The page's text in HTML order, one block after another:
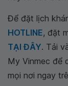
Để đặt lịch
HOTLINE, đặt
TẠI ĐÂY. Tải
My Vinmec để
mọi nơi ngay